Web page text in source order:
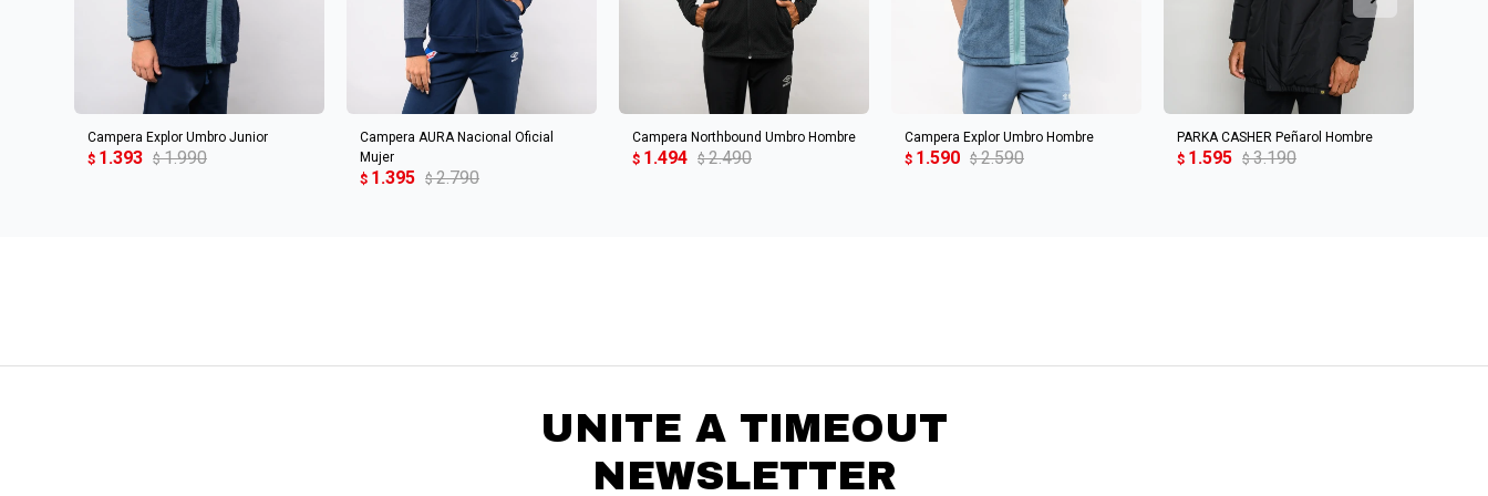
Campera Explor Umbro Junior
$ 1.393 $ 1.990
AGREGAR AL CARRITO
Campera AURA Nacional Oficial
Mujer
$ 1.395 $ 2.790
AGREGAR AL CARRITO
Campera Northbound Umbro Hombre
$ 1.494 $ 2.490
AGREGAR AL CARRITO
Campera Explor Umbro Hombre
$ 1.590 $ 2.590
AGREGAR AL CARRITO
PARKA CASHER Peñarol Hombre
$ 1.595 $ 3.190
AGREGAR AL CARRITO
UNITE A TIMEOUT
NEWSLETTER